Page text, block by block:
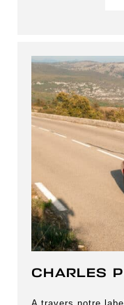
CHARLES